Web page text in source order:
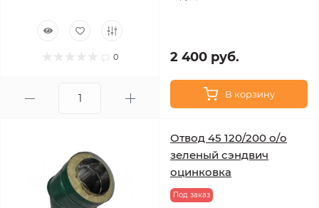
0 2 400 руб.
В корзину
Отвод 45 120/200 о/о
зеленый сэндвич
оцинковка
Под заказ